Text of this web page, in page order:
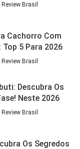
Review Brasil
Cachorro Com
5 Para 2026
Review Brasil
Descubra Os
Neste 2026
Review Brasil
Os Segredos